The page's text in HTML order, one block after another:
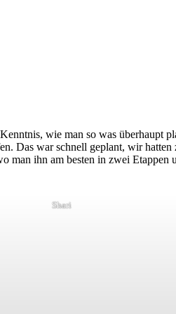
wie man so was überhaupt
Das war schnell geplant, wir
ihn am besten in zwei Etappen
Shari